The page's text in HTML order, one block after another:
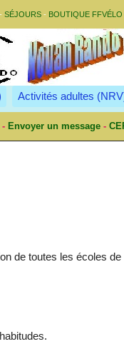
- SÉJOURS - BOUTIQUE FFVÉLO
Activités adultes
Envoyer un message-
de toutes les écoles de